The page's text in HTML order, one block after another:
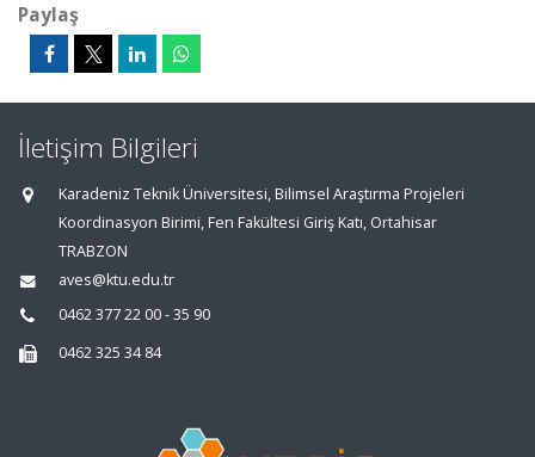
Paylaş
İletişim Bilgileri
Karadeniz Teknik Üniversitesi, Bilimsel Araştırma Projeleri
Koordinasyon Birimi, Fen Fakültesi Giriş Katı, Ortahisar
TRABZON
aves@ktu.edu.tr
0462 377 22 00 - 35 90
0462 325 34 84